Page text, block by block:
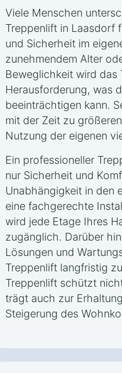
Viele Menschen
Treppenlift in Laasdorf
und Sicherheit im
zunehmendem Alter
Beweglichkeit wird das
Herausforderung, was
beeinträchtigen kann.
mit der Zeit zu
Nutzung der eigenen
Ein professioneller
nur Sicherheit und
Unabhängigkeit in den
eine fachgerechte
wird jede Etage Ihres
zugänglich. Darüber
Lösungen und
Treppenlift langfristig
Treppenlift schützt
trägt auch zur
Steigerung des